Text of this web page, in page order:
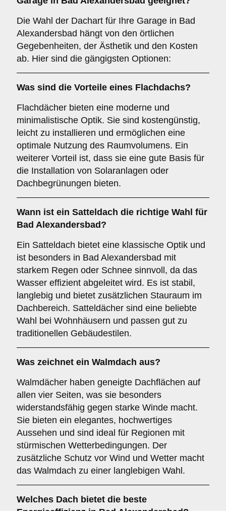
Die Wahl der Dachart für Ihre Garage in Bad
Alexandersbad hängt von den örtlichen
Gegebenheiten, der Ästhetik und den Kosten
ab. Hier sind die gängigsten Optionen:
Was sind die Vorteile eines Flachdachs?
Flachdächer bieten eine moderne und
minimalistische Optik. Sie sind kostengünstig,
leicht zu installieren und ermöglichen eine
optimale Nutzung des Raumvolumens. Ein
weiterer Vorteil ist, dass sie eine gute Basis für
die Installation von Solaranlagen oder
Dachbegrünungen bieten.
Wann ist ein Satteldach die richtige Wahl für
Bad Alexandersbad?
Ein Satteldach bietet eine klassische Optik und
ist besonders in Bad Alexandersbad mit
starkem Regen oder Schnee sinnvoll, da das
Wasser effizient abgeleitet wird. Es ist stabil,
langlebig und bietet zusätzlichen Stauraum im
Dachbereich. Satteldächer sind eine beliebte
Wahl bei Wohnhäusern und passen gut zu
traditionellen Gebäudestilen.
Was zeichnet ein Walmdach aus?
Walmdächer haben geneigte Dachflächen auf
allen vier Seiten, was sie besonders
widerstandsfähig gegen starke Winde macht.
Sie bieten ein elegantes, hochwertiges
Aussehen und sind ideal für Regionen mit
stürmischen Wetterbedingungen. Der
zusätzliche Schutz vor Wind und Wetter macht
das Walmdach zu einer langlebigen Wahl.
Welches Dach bietet die beste